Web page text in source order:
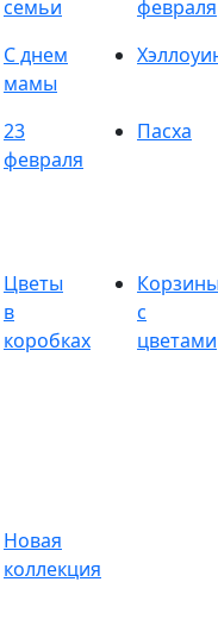
семьи
февраля
С днем
мамы
23
февраля
Пасха
Цветы
в
коробках
с
цветами
Новая
коллекция